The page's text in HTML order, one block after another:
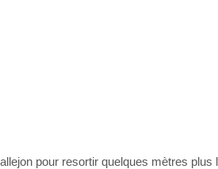
pour resortir quelques mètres plus